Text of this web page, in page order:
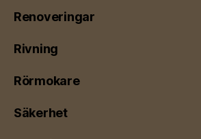
Renoveringar
Rivning
Rörmokare
Säkerhet